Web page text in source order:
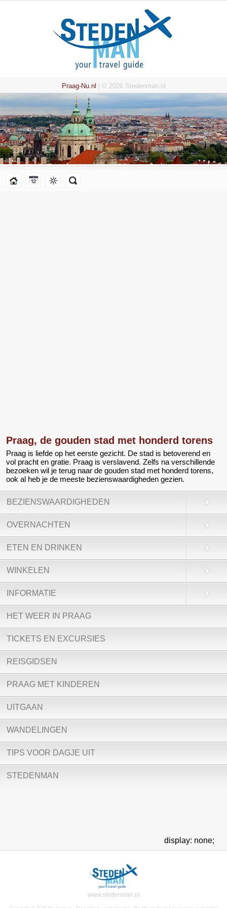
Praag-Nu.nl | © 2026 Stedenman.nl
Praag, de gouden stad met honderd torens
Praag is liefde op het eerste gezicht. De stad is betoverend en
vol pracht en gratie. Praag is verslavend. Zelfs na verschillende
bezoeken wil je terug naar de gouden stad met honderd torens,
ook al heb je de meeste bezienswaardigheden gezien.
BEZIENSWAARDIGHEDEN
OVERNACHTEN
ETEN EN DRINKEN
WINKELEN
INFORMATIE
HET WEER IN PRAAG
TICKETS EN EXCURSIES
REISGIDSEN
PRAAG MET KINDEREN
UITGAAN
WANDELINGEN
TIPS VOOR DAGJE UIT
STEDENMAN
display: none;
www.stedenman.nl